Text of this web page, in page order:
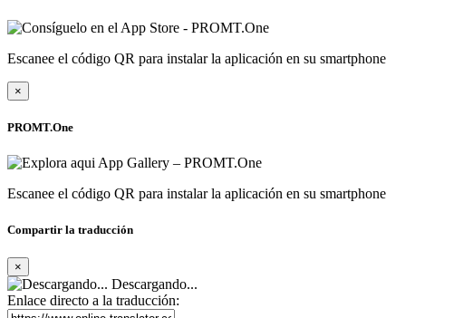
Escanee el código QR para instalar la aplicación en su smartphone
×
PROMT.One
Escanee el código QR para instalar la aplicación en su smartphone
Compartir la traducción
×
Descargando...
Enlace directo a la traducción: